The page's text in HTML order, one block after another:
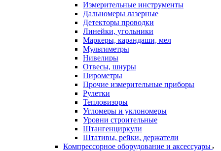
Измерительные инструменты
Дальномеры лазерные
Детекторы проводки
Линейки, угольники
Маркеры, карандаши, мел
Мультиметры
Нивелиры
Отвесы, шнуры
Пирометры
Прочие измерительные приборы
Рулетки
Тепловизоры
Угломеры и уклономеры
Уровни строительные
Штангенциркули
Штативы, рейки, держатели
Компрессорное оборудование и аксессуары